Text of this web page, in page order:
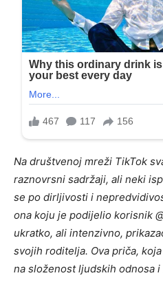
Na društvenoj mreži TikTok
raznovrsni sadržaji, ali neki
se po dirljivosti i
ona koju je podijelio korisnik
ukratko, ali intenzivno,
svojih roditelja. Ova priča,
na složenost ljudskih odnosa